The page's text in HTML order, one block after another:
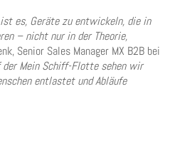
ist es, Geräte zu entwickeln, die in
– nicht nur in der Theorie,
Senior Sales Manager MX B2B bei
der Mein Schiff-Flotte sehen wir
entlastet und Abläufe